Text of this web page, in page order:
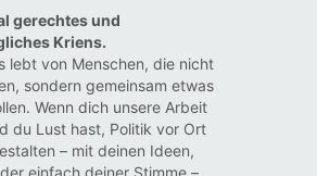
gerechtes und
Kriens.
lebt von Menschen, die nicht
sondern gemeinsam etwas
Wenn dich unsere Arbeit
du Lust hast, Politik vor Ort
– mit deinen Ideen,
einfach deiner Stimme –